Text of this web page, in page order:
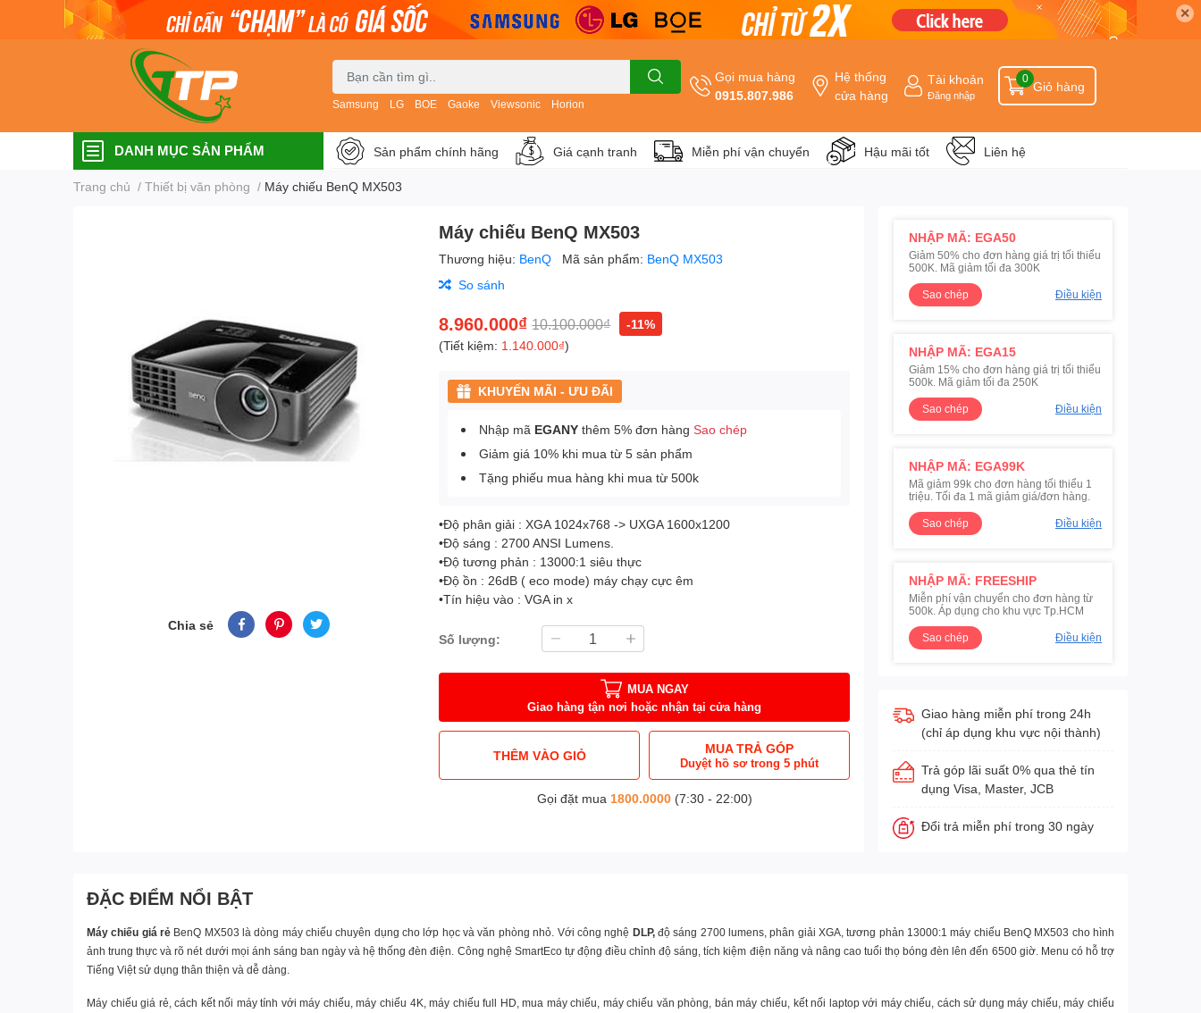
✕
Samsung LG BOE Gaoke Viewsonic Horion
Gọi mua hàng
0915.807.986
Hệ thống
cửa hàng
Tài khoản
Đăng nhập
Giỏ hàng
0
DANH MỤC SẢN PHẨM Sản phẩm chính hãng Giá cạnh tranh Miễn phí vận chuyển Hậu mãi tốt Liên hệ
Trang chủ / Thiết bị văn phòng / Máy chiếu BenQ MX503
Chia sẻ
Máy chiếu BenQ MX503
Thương hiệu: BenQ Mã sản phẩm: BenQ MX503
So sánh
8.960.000₫ 10.100.000₫
-11%
(Tiết kiệm: 1.140.000₫)
KHUYẾN MÃI - ƯU ĐÃI
Nhập mã EGANY thêm 5% đơn hàngSao chép
Giảm giá 10% khi mua từ 5 sản phẩm
Tặng phiếu mua hàng khi mua từ 500k
•Độ phân giải : XGA 1024x768 -> UXGA 1600x1200
•Độ sáng : 2700 ANSI Lumens.
•Độ tương phản : 13000:1 siêu thực
•Độ ồn : 26dB ( eco mode) máy chạy cực êm
•Tín hiệu vào : VGA in x
Số lượng:
MUA NGAY
Giao hàng tận nơi hoặc nhận tại cửa hàng
THÊM VÀO GIỎ MUA TRẢ GÓP
Duyệt hồ sơ trong 5 phút
Gọi đặt mua 1800.0000(7:30 - 22:00)
NHẬP MÃ: EGA50
Giảm 50% cho đơn hàng giá trị tối thiểu
500K. Mã giảm tối đa 300K
Sao chép
Điều kiện
NHẬP MÃ: EGA15
Giảm 15% cho đơn hàng giá trị tối thiểu
500k. Mã giảm tối đa 250K
Sao chép
Điều kiện
NHẬP MÃ: EGA99K
Mã giảm 99k cho đơn hàng tối thiểu 1
triệu. Tối đa 1 mã giảm giá/đơn hàng.
Sao chép
Điều kiện
NHẬP MÃ: FREESHIP
Miễn phí vận chuyển cho đơn hàng từ
500k. Áp dụng cho khu vực Tp.HCM
Sao chép
Điều kiện
Giao hàng miễn phí trong 24h
(chỉ áp dụng khu vực nội thành)
Trả góp lãi suất 0% qua thẻ tín
dụng Visa, Master, JCB
Đổi trả miễn phí trong 30 ngày
ĐẶC ĐIỂM NỔI BẬT
Máy chiếu giá rẻ BenQ MX503 là dòng máy chiếu chuyên dụng cho lớp học và văn phòng nhỏ. Với công nghệ DLP, độ sáng 2700 lumens, phân giải XGA, tương phản 13000:1 máy chiếu BenQ MX503 cho hình
ảnh trung thực và rõ nét dưới mọi ánh sáng ban ngày và hệ thống đèn điện. Công nghệ SmartEco tự động điều chỉnh độ sáng, tích kiệm điện năng và nâng cao tuổi thọ bóng đèn lên đến 6500 giờ. Menu có hỗ trợ
Tiếng Việt sử dụng thân thiện và dễ dàng.
Máy chiếu giá rẻ, cách kết nối máy tính với máy chiếu, máy chiếu 4K, máy chiếu full HD, mua máy chiếu, máy chiếu văn phòng, bán máy chiếu, kết nối laptop với máy chiếu, cách sử dụng máy chiếu, máy chiếu